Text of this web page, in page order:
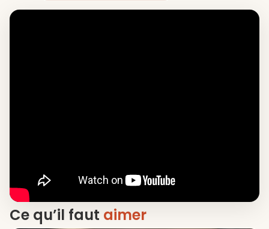
Ce qu’il faut aimer